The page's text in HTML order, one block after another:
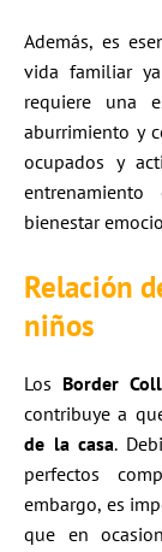
Además, es
vida familiar
requiere una
aburrimiento y
ocupados y
bienestar
Relación
niños
Los Border
contribuye a
de la casa.
perfectos
embargo, es
que en